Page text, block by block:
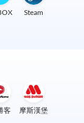
Steam
客 摩斯漢堡